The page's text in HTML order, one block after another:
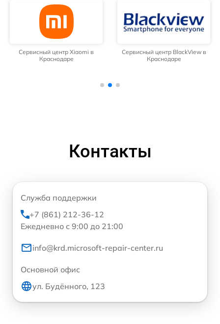
Сервисный центр Xiaomi в
Краснодаре
Сервисный центр BlackView в
Краснодаре
Контакты
Служба поддержки
+7 (861) 212-36-12
Ежедневно с 9:00 до 21:00
info@krd.microsoft-repair-center.ru
Основной офис
ул. Будённого, 123